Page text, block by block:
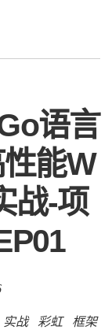
语言
能W
战-项
实战 彩虹
框架